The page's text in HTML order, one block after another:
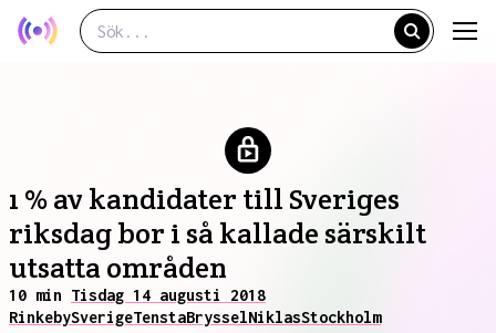
1 % av kandidater till Sveriges
riksdag bor i så kallade särskilt
utsatta områden
10 min Tisdag 14 augusti 2018
RinkebySverigeTenstaBrysselNiklasStockholm